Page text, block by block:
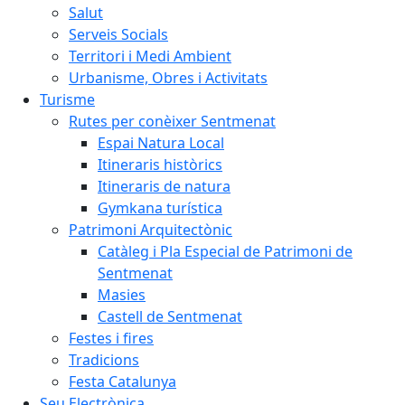
Salut
Serveis Socials
Territori i Medi Ambient
Urbanisme, Obres i Activitats
Turisme
Rutes per conèixer Sentmenat
Espai Natura Local
Itineraris històrics
Itineraris de natura
Gymkana turística
Patrimoni Arquitectònic
Catàleg i Pla Especial de Patrimoni de
Sentmenat
Masies
Castell de Sentmenat
Festes i fires
Tradicions
Festa Catalunya